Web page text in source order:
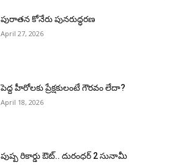
పురాత‌న కోనేరు పున‌రుద్ధ‌ర‌ణ
April 27, 2026
పెద్ద హీరోల‌కు ప్రేక్ష‌కులంటే గౌర‌వం లేదా?
April 18, 2026
పుష్ప రికార్డు ఔట్‌.. దురంధ‌ర్ 2 సునామీ